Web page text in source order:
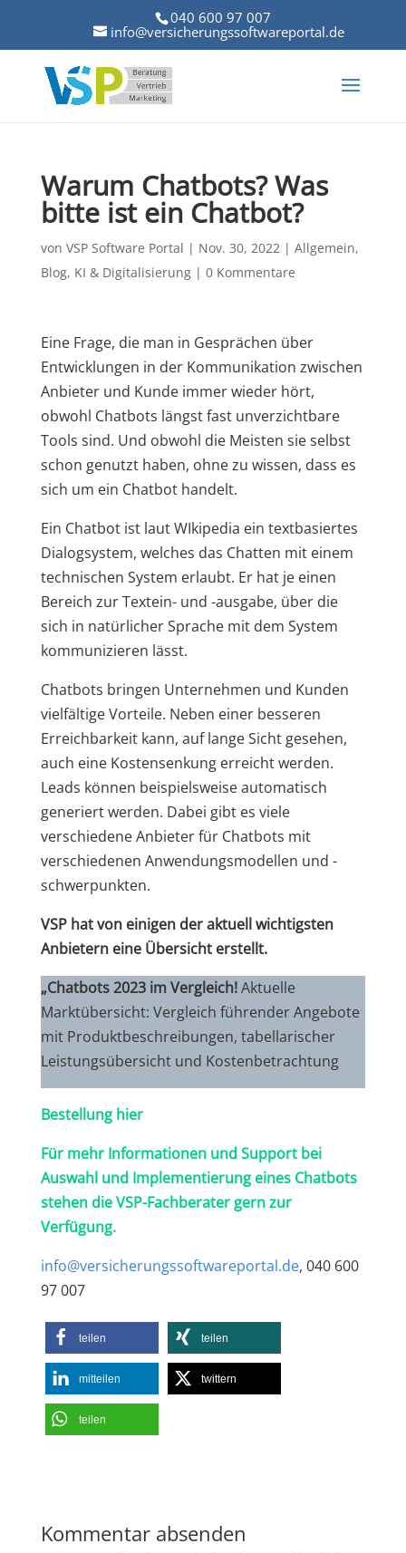
040 600 97 007
info@versicherungssoftwareportal.de
Warum Chatbots? Was
bitte ist ein Chatbot?
von VSP Software Portal | Nov. 30, 2022| Allgemein,
Blog, KI & Digitalisierung| 0 Kommentare
Eine Frage, die man in Gesprächen über
Entwicklungen in der Kommunikation zwischen
Anbieter und Kunde immer wieder hört,
obwohl Chatbots längst fast unverzichtbare
Tools sind. Und obwohl die Meisten sie selbst
schon genutzt haben, ohne zu wissen, dass es
sich um ein Chatbot handelt.
Ein Chatbot ist laut WIkipedia ein textbasiertes
Dialogsystem, welches das Chatten mit einem
technischen System erlaubt. Er hat je einen
Bereich zur Textein- und -ausgabe, über die
sich in natürlicher Sprache mit dem System
kommunizieren lässt.
Chatbots bringen Unternehmen und Kunden
vielfältige Vorteile. Neben einer besseren
Erreichbarkeit kann, auf lange Sicht gesehen,
auch eine Kostensenkung erreicht werden.
Leads können beispielsweise automatisch
generiert werden. Dabei gibt es viele
verschiedene Anbieter für Chatbots mit
verschiedenen Anwendungsmodellen und -
schwerpunkten.
VSP hat von einigen der aktuell wichtigsten
Anbietern eine Übersicht erstellt.
„Chatbots 2023 im Vergleich!Aktuelle
Marktübersicht: Vergleich führender Angebote
mit Produktbeschreibungen, tabellarischer
Leistungsübersicht und Kostenbetrachtung
Bestellung hier
Für mehr Informationen und Support bei
Auswahl und Implementierung eines Chatbots
stehen die VSP-Fachberater gern zur
Verfügung.
info@versicherungssoftwareportal.de, 040 600
97 007
teilen teilen
mitteilen twittern
teilen
Kommentar absenden